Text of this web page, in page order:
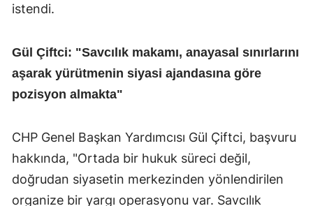
istendi.
Gül Çiftci: "Savcılık makamı, anayasal sınırlarını
aşarak yürütmenin siyasi ajandasına göre
pozisyon almakta"
CHP Genel Başkan Yardımcısı Gül Çiftci, başvuru
hakkında, "Ortada bir hukuk süreci değil,
doğrudan siyasetin merkezinden yönlendirilen
organize bir yargı operasyonu var. Savcılık